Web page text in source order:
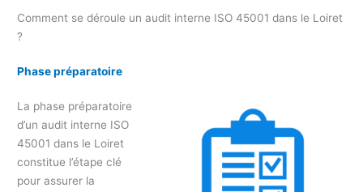
Comment se déroule un audit interne ISO 45001 dans le Loiret
?
Phase préparatoire
La phase préparatoire
d’un audit interne ISO
45001 dans le Loiret
constitue l’étape clé
pour assurer la